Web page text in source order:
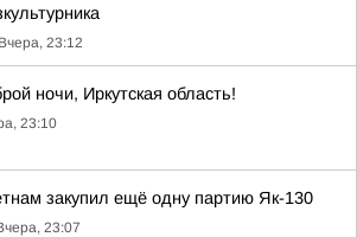
Вчера, 23:12
ночи, Иркутская область!
23:10
закупил ещё одну партию Як-130
23:07